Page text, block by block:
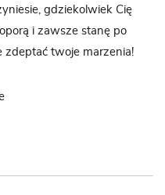
gdziekolwiek Cię
i zawsze stanę po
zdeptać twoje marzenia!